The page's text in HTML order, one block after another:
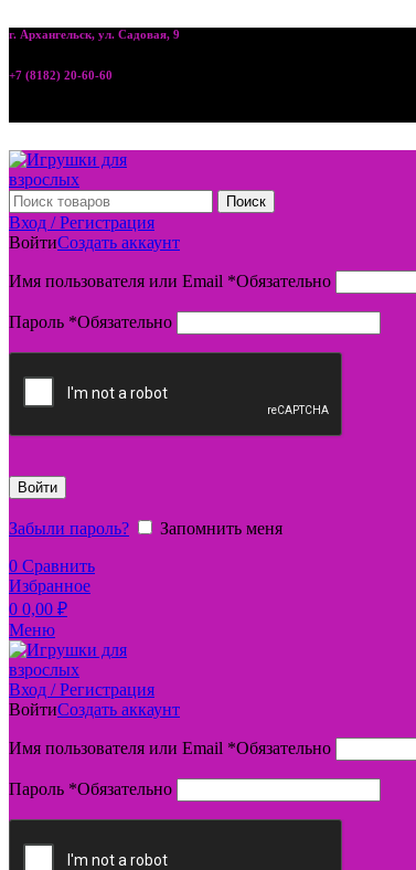
г. Архангельск, ул. Садовая, 9
+7 (8182) 20-60-60
Поиск
Вход / Регистрация
ВойтиСоздать аккаунт
Имя пользователя или Email *Обязательно
Пароль *Обязательно
Войти
Забыли пароль?
Запомнить меня
0 Сравнить
Избранное
0 0,00 ₽
Меню
Вход / Регистрация
ВойтиСоздать аккаунт
Имя пользователя или Email *Обязательно
Пароль *Обязательно